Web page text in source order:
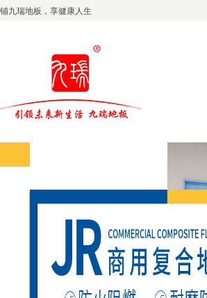
铺九瑞地板，享健康人生